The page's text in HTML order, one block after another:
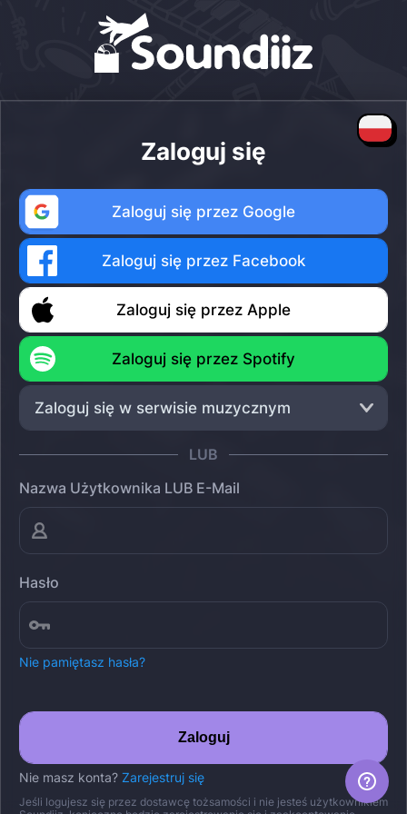
Zaloguj się
Zaloguj się przez Google
Zaloguj się przez Facebook
Zaloguj się przez Apple
Zaloguj się przez Spotify
Zaloguj się w serwisie muzycznym
LUB
Nazwa Użytkownika LUB E-Mail
Hasło
Nie pamiętasz hasła?
Zaloguj
Nie masz konta? Zarejestruj się
Jeśli logujesz się przez dostawcę tożsamości i nie jesteś użytkownikiem